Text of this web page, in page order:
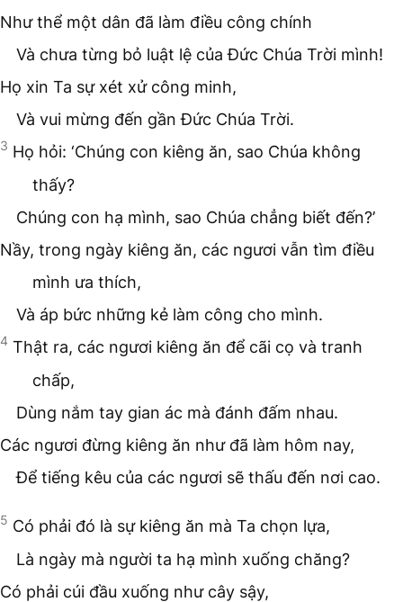
Như thể một dân đã làm điều công chính
Và chưa từng bỏ luật lệ của Đức Chúa Trời mình!
Họ xin Ta sự xét xử công minh,
Và vui mừng đến gần Đức Chúa Trời.
3 Họ hỏi: ‘Chúng con kiêng ăn, sao Chúa không
thấy?
Chúng con hạ mình, sao Chúa chẳng biết đến?’
Nầy, trong ngày kiêng ăn, các ngươi vẫn tìm điều
mình ưa thích,
Và áp bức những kẻ làm công cho mình.
4 Thật ra, các ngươi kiêng ăn để cãi cọ và tranh
chấp,
Dùng nắm tay gian ác mà đánh đấm nhau.
Các ngươi đừng kiêng ăn như đã làm hôm nay,
Để tiếng kêu của các ngươi sẽ thấu đến nơi cao.
5 Có phải đó là sự kiêng ăn mà Ta chọn lựa,
Là ngày mà người ta hạ mình xuống chăng?
Có phải cúi đầu xuống như cây sậy,